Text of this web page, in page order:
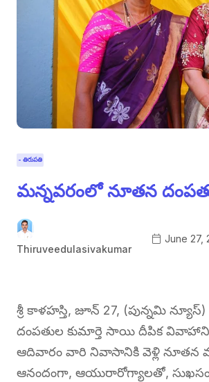
- తిరుపతి
మన్నవరంలో నూతన
Thiruveedulasivakumar
June 27,
శ్రీ కాళహస్తి, జూన్ 27, (పున్నమి
దంపతుల కుమార్తె సాయి దీపిక
ఆదివారం వారి నివాసానికి వెళ్లి నూతన
ఆనందంగా, ఆయురారోగ్యాలతో,